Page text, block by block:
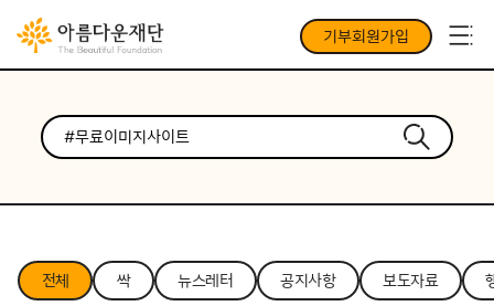
기부회원가입
전체 싹 뉴스레터 공지사항 보도자료